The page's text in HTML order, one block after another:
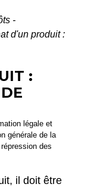
-
d'un produit :
:
légale et
générale de la
des
il doit être